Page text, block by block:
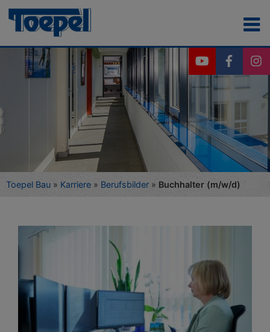
Toepel Bau » Karriere » Berufsbilder » Buchhalter (m/w/d)